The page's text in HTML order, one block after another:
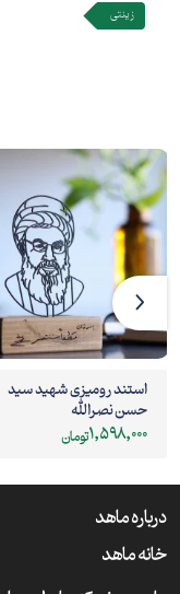
زینتی
استند رومیزی شهید سید
حسن نصرالله
1,598,000تومان
درباره ماهد
خانه ماهد